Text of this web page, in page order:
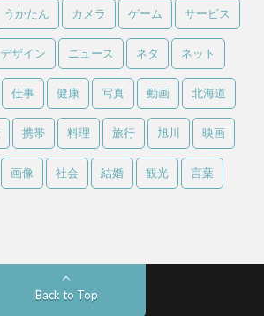
うかたん カメラ ゲーム サービス
デザイン ニュース ネタ ネット
仕事 健康 写真 動画 北海道
携帯 料理 旅行 旭川 映画
画像 社会 結婚 観光 言葉
Back to Top